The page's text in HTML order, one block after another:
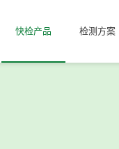
快检产品 检测方案